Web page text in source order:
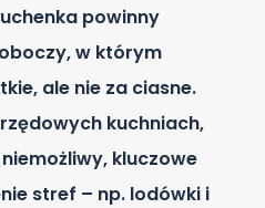
powinny
w którym
ale nie za ciasne.
kuchniach,
kluczowe
stref – np. lodówki i